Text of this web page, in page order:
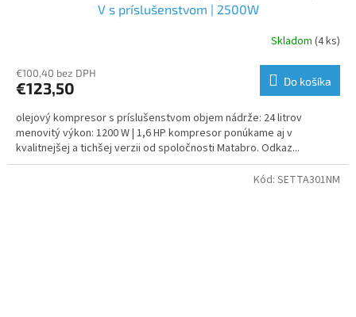
V s príslušenstvom | 2500W
Skladom (4 ks)
€100,40 bez DPH
€123,50 Do košíka
olejový kompresor s príslušenstvom objem nádrže: 24 litrov
menovitý výkon: 1200 W | 1,6 HP kompresor ponúkame aj v
kvalitnejšej a tichšej verzii od spoločnosti Matabro. Odkaz...
Kód: SETTA301NM